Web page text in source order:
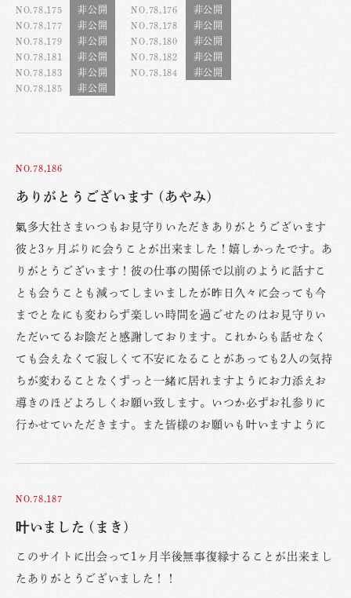
NO.78,175
NO.78,176
NO.78,177
NO.78,178
NO.78,179
NO.78,180
NO.78,181
NO.78,182
NO.78,183
NO.78,184
NO.78,185
NO.78,186
ありがとうございます (あやみ)
氣多大社さまいつもお見守りいただきありがとうございます
彼と3ヶ月ぶりに会うことが出来ました！嬉しかったです。あ
りがとうございます！彼の仕事の関係で以前のように話すこ
とも会うことも減ってしまいましたが昨日久々に会っても今
までとなにも変わらず楽しい時間を過ごせたのはお見守りい
ただいてるお陰だと感謝しております。これからも話せなく
ても会えなくて寂しくて不安になることがあっても2人の気持
ちが変わることなくずっと一緒に居れますようにお力添えお
導きのほどよろしくお願い致します。いつか必ずお礼参りに
行かせていただきます。また皆様のお願いも叶いますように
NO.78,187
叶いました (まき)
このサイトに出会って1ヶ月半後無事復縁することが出来まし
たありがとうございました！！